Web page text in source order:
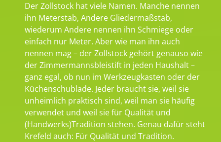
Der Zollstock hat viele Namen. Manche nennen
ihn Meterstab, Andere Gliedermaßstab,
wiederum Andere nennen ihn Schmiege oder
einfach nur Meter. Aber wie man ihn auch
nennen mag – der Zollstock gehört genauso wie
der Zimmermannsbleistift in jeden Haushalt –
ganz egal, ob nun im Werkzeugkasten oder der
Küchenschublade. Jeder braucht sie, weil sie
unheimlich praktisch sind, weil man sie häufig
verwendet und weil sie für Qualität und
(Handwerks)Tradition stehen. Genau dafür steht
Krefeld auch: Für Qualität und Tradition.